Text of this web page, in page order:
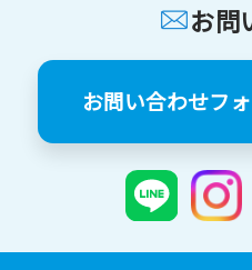
お問
お問い合わせフ